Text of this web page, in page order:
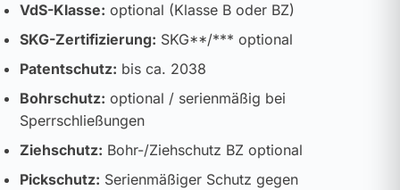
VdS-Klasse: optional (Klasse B oder BZ)
SKG-Zertifizierung: SKG**/*** optional
Patentschutz: bis ca. 2038
Bohrschutz: optional / serienmäßig bei
Sperrschließungen
Ziehschutz: Bohr-/Ziehschutz BZ optional
Pickschutz: Serienmäßiger Schutz gegen